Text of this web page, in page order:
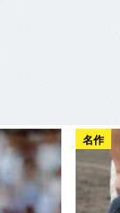
名作